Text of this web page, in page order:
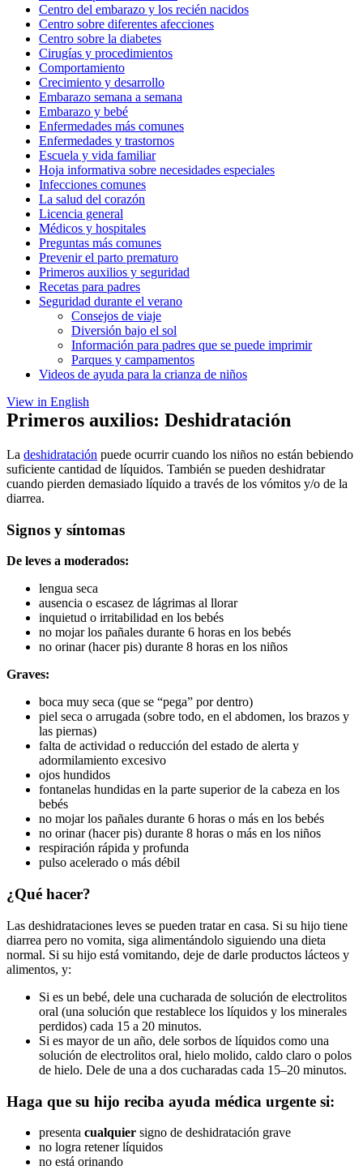
Centro del embarazo y los recién nacidos
Centro sobre diferentes afecciones
Centro sobre la diabetes
Cirugías y procedimientos
Comportamiento
Crecimiento y desarrollo
Embarazo semana a semana
Embarazo y bebé
Enfermedades más comunes
Enfermedades y trastornos
Escuela y vida familiar
Hoja informativa sobre necesidades especiales
Infecciones comunes
La salud del corazón
Licencia general
Médicos y hospitales
Preguntas más comunes
Prevenir el parto prematuro
Primeros auxilios y seguridad
Recetas para padres
Seguridad durante el verano
Consejos de viaje
Diversión bajo el sol
Información para padres que se puede imprimir
Parques y campamentos
Videos de ayuda para la crianza de niños
View in English
Primeros auxilios: Deshidratación
La deshidratación puede ocurrir cuando los niños no están bebiendo
suficiente cantidad de líquidos. También se pueden deshidratar
cuando pierden demasiado líquido a través de los vómitos y/o de la
diarrea.
Signos y síntomas
De leves a moderados:
lengua seca
ausencia o escasez de lágrimas al llorar
inquietud o irritabilidad en los bebés
no mojar los pañales durante 6 horas en los bebés
no orinar (hacer pis) durante 8 horas en los niños
Graves:
boca muy seca (que se “pega” por dentro)
piel seca o arrugada (sobre todo, en el abdomen, los brazos y
las piernas)
falta de actividad o reducción del estado de alerta y
adormilamiento excesivo
ojos hundidos
fontanelas hundidas en la parte superior de la cabeza en los
bebés
no mojar los pañales durante 6 horas o más en los bebés
no orinar (hacer pis) durante 8 horas o más en los niños
respiración rápida y profunda
pulso acelerado o más débil
¿Qué hacer?
Las deshidrataciones leves se pueden tratar en casa. Si su hijo tiene
diarrea pero no vomita, siga alimentándolo siguiendo una dieta
normal. Si su hijo está vomitando, deje de darle productos lácteos y
alimentos, y:
Si es un bebé, dele una cucharada de solución de electrolitos
oral (una solución que restablece los líquidos y los minerales
perdidos) cada 15 a 20 minutos.
Si es mayor de un año, dele sorbos de líquidos como una
solución de electrolitos oral, hielo molido, caldo claro o polos
de hielo. Dele de una a dos cucharadas cada 15–20 minutos.
Haga que su hijo reciba ayuda médica urgente si:
presenta cualquier signo de deshidratación grave
no logra retener líquidos
no está orinando